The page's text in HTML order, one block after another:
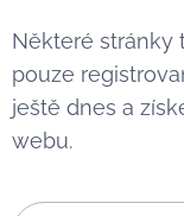
Některé stránky
pouze
ještě dnes a
webu.